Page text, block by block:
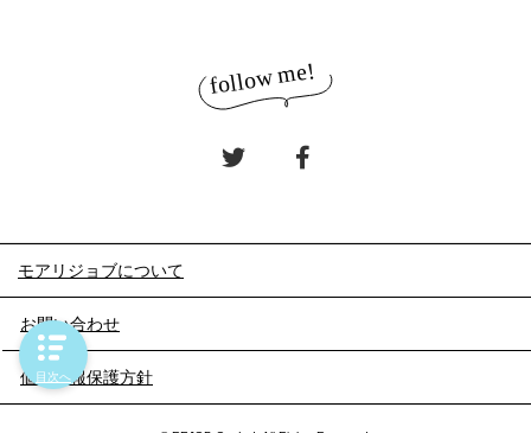
モアリジョブについて
お問い合わせ
個人情報保護方針
目次へ